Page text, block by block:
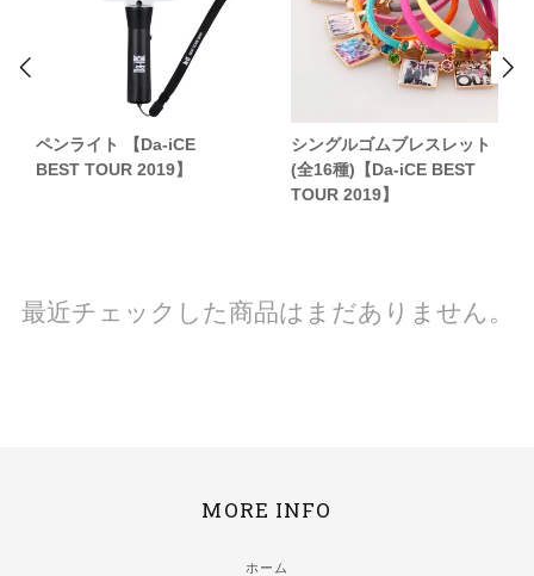
ペンライト 【Da-iCE
BEST TOUR 2019】
シングルゴムブレスレット
(全16種)【Da-iCE BEST
TOUR 2019】
最近チェックした商品はまだありません。
MORE INFO
ホーム